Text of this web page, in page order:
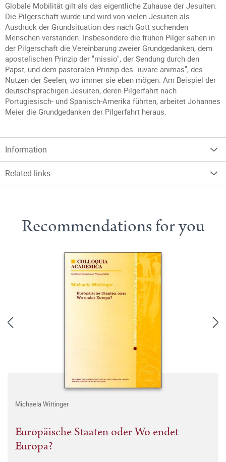
Globale Mobilität gilt als das eigentliche Zuhause der Jesuiten.
Die Pilgerschaft wurde und wird von vielen Jesuiten als
Ausdruck der Grundsituation des nach Gott suchenden
Menschen verstanden. Insbesondere die frühen Pilger sahen in
der Pilgerschaft die Vereinbarung zweier Grundgedanken, dem
apostelischen Prinzip der "missio", der Sendung durch den
Papst, und dem pastoralen Prinzip des "iuvare animas", des
Nutzen der Seelen, wo immer sie eben mögen. Am Beispiel der
deutschsprachigen Jesuiten, deren Pilgerfahrt nach
Portugiesisch- und Spanisch-Amerika führten, arbeitet Johannes
Meier die Grundgedanken der Pilgerfahrt heraus.
Information
Related links
Recommendations for you
Michaela Wittinger
Europäische Staaten oder Wo endet
Europa?